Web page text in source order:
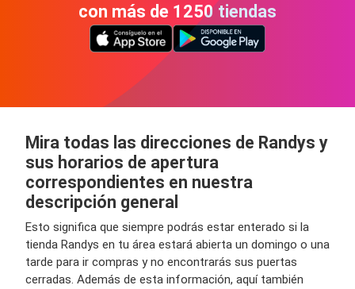
con más de 1250 tiendas
Mira todas las direcciones de Randys y
sus horarios de apertura
correspondientes en nuestra
descripción general
Esto significa que siempre podrás estar enterado si la
tienda Randys en tu área estará abierta un domingo o una
tarde para ir compras y no encontrarás sus puertas
cerradas. Además de esta información, aquí también